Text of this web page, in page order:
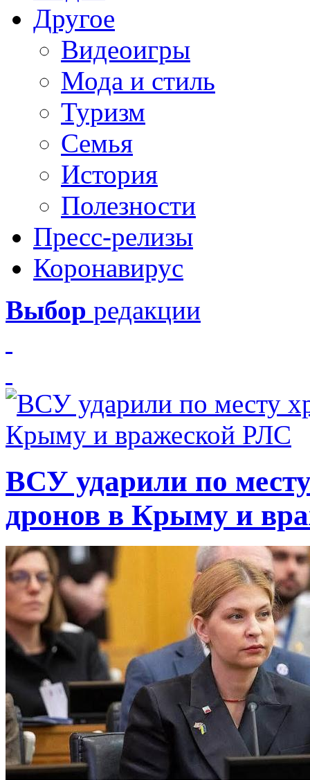
Другое
Видеоигры
Мода и стиль
Туризм
Семья
История
Полезности
Пресс-релизы
Коронавирус
Выбор редакции
ВСУ ударили по
дронов в Крыму и